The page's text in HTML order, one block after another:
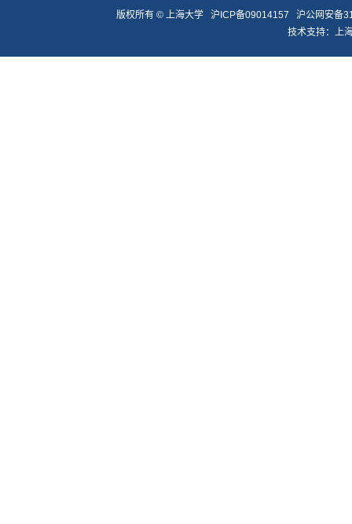
版权所有 © 上海大学 沪ICP备09014157
沪公网安备
技术支持：上